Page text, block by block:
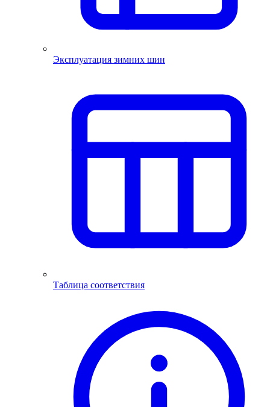
Эксплуатация зимних шин
Таблица соответствия